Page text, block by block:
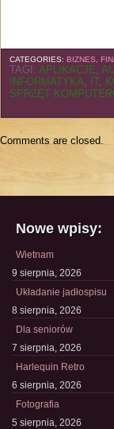
CATEGORIES: BIZNES,
TAGI: APLIKACJE,
INFORMATYKA, IT,
SPRZĘT
Comments are closed.
Nowe wpisy:
Wietnam
9 sierpnia, 2026
Układanie jadłospisu
8 sierpnia, 2026
Dla seniorów
7 sierpnia, 2026
Harlequin Retro
6 sierpnia, 2026
Fotografia
5 sierpnia, 2026